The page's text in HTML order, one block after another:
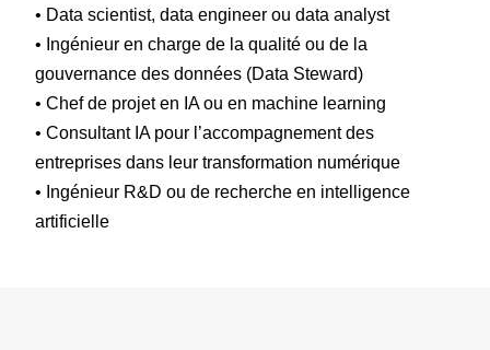
• Data scientist, data engineer ou data analyst
• Ingénieur en charge de la qualité ou de la
gouvernance des données (Data Steward)
• Chef de projet en IA ou en machine learning
• Consultant IA pour l’accompagnement des
entreprises dans leur transformation numérique
• Ingénieur R&D ou de recherche en intelligence
artificielle